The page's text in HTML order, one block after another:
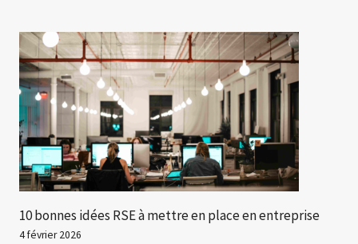
10 bonnes idées RSE à mettre en place en entreprise
4 février 2026